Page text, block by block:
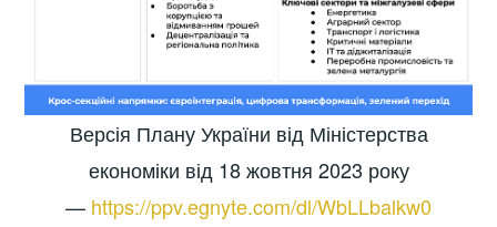
Версія Плану України від Міністерства
економіки від 18 жовтня 2023 року
— https://ppv.egnyte.com/dl/WbLLbalkw0